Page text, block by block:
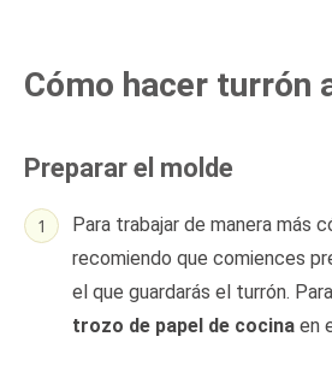
Cómo hacer turrón
Preparar el molde
Para trabajar de manera más
recomiendo que comiences
el que guardarás el turrón.
trozo de papel de cocina en